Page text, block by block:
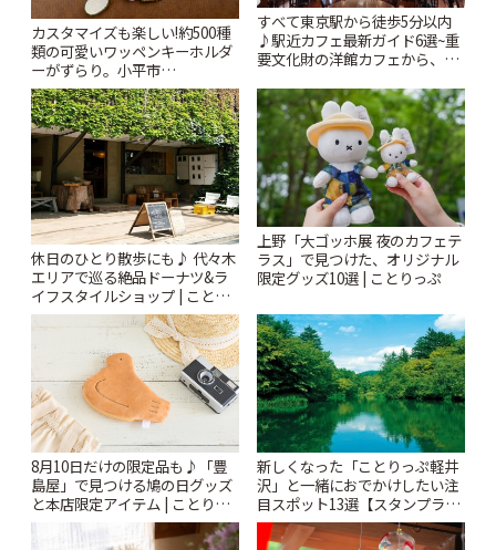
カスタマイズも楽しい!約500種
類の可愛いワッペンキーホルダ
ーがずらり。小平市
「Kimamaya T&K」 | ことりっ
ぷ
すべて東京駅から徒歩5分以内
♪駅近カフェ最新ガイド6選~重
要文化財の洋館カフェから、改
りっぷ
休日のひとり散歩にも♪ 代々木
エリアで巡る絶品ドーナツ&ラ
イフスタイルショップ | ことり
っぷ
上野「大ゴッホ展 夜のカフェテ
ラス」で見つけた、オリジナル
限定グッズ10選 | ことりっぷ
8月10日だけの限定品も♪「豊
島屋」で見つける鳩の日グッズ
と本店限定アイテム | ことりっ
ぷ
新しくなった「ことりっぷ軽井
沢」と一緒におでかけしたい注
目スポット13選【スタンプラリ
ー開催中】 | ことりっぷ